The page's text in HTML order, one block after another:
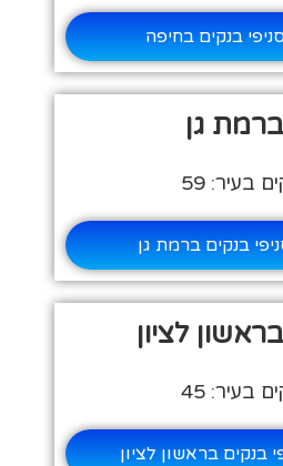
בנקים בחיפה
גן
בעיר: 59
בנקים ברמת גן
לציון
בעיר: 45
בנקים בראשון לציון